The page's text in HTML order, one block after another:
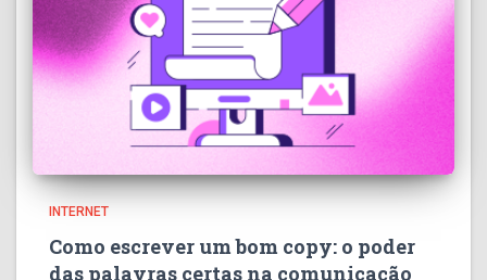
INTERNET
Como escrever um bom copy: o poder
das palavras certas na comunicação